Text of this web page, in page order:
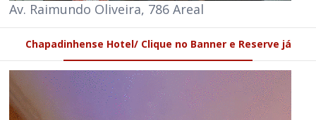
Av. Raimundo Oliveira, 786 Areal
Chapadinhense Hotel/ Clique no Banner e Reserve já